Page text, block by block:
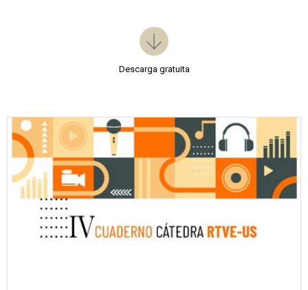
Descarga gratuita